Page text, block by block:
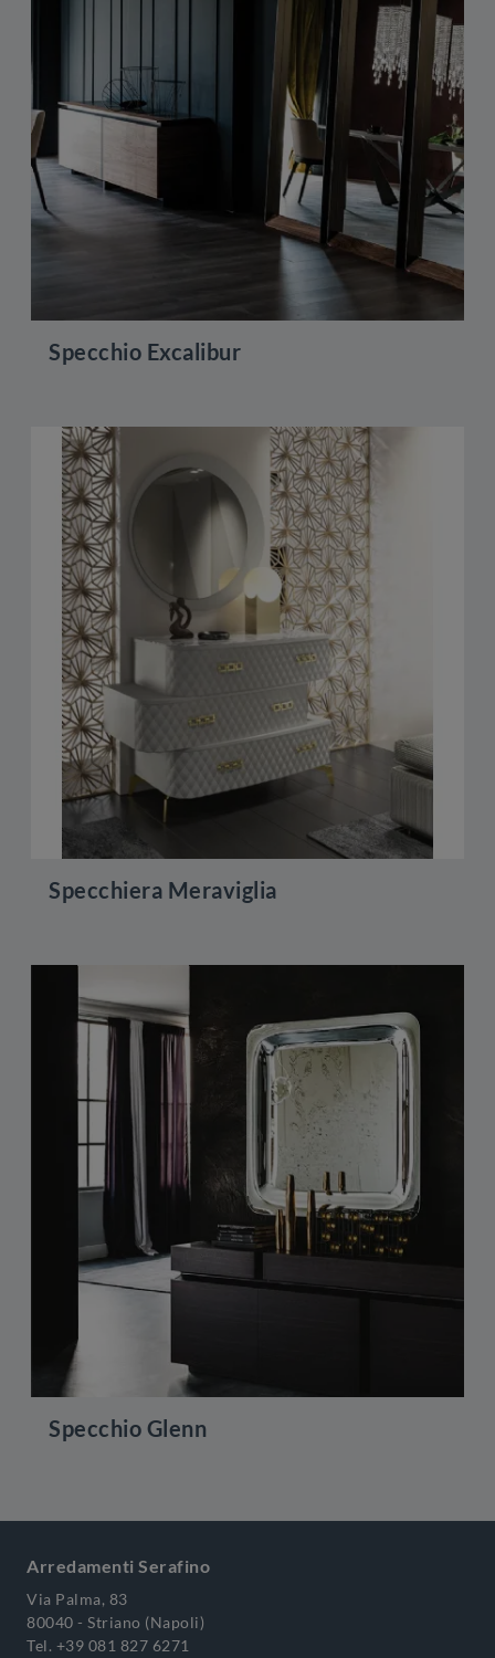
Specchio Excalibur
Specchiera Meraviglia
Specchio Glenn
Arredamenti Serafino
Via Palma, 83
80040 - Striano (Napoli)
Tel. +39 081 827 6271